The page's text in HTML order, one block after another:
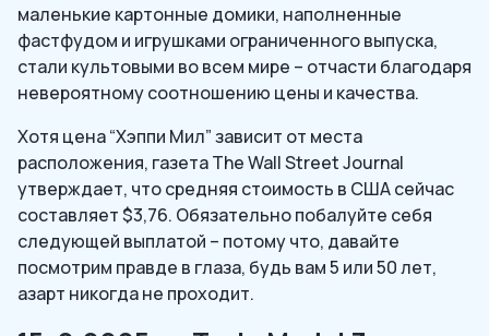
маленькие картонные домики, наполненные
фастфудом и игрушками ограниченного выпуска,
стали культовыми во всем мире – отчасти благодаря
невероятному соотношению цены и качества.
Хотя цена “Хэппи Мил” зависит от места
расположения, газета The Wall Street Journal
утверждает, что средняя стоимость в США сейчас
составляет $3,76. Обязательно побалуйте себя
следующей выплатой – потому что, давайте
посмотрим правде в глаза, будь вам 5 или 50 лет,
азарт никогда не проходит.